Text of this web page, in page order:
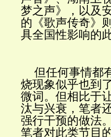
梦之声》，以及
的《歌声传奇》
具全国性影响的
但任何事情都
烧现象似乎也到
微词。但相比于
汰与兴衰，笔者
强行干预的做法
笔者对此类节目